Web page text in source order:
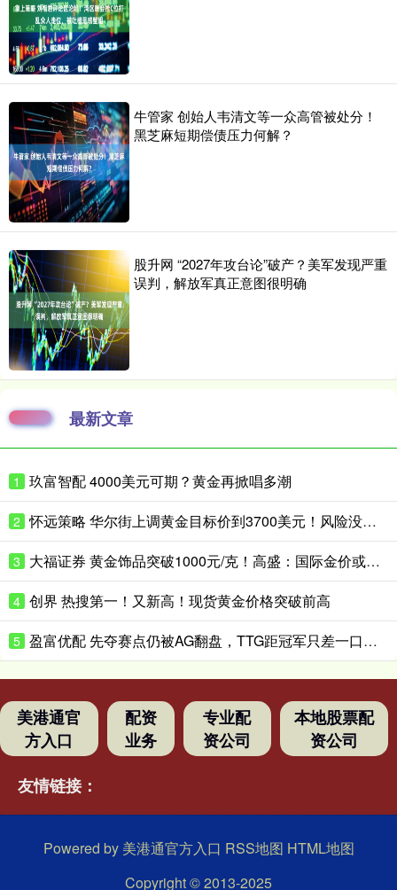
牛管家 创始人韦清文等一众高管被处分！
黑芝麻短期偿债压力何解？
股升网 “2027年攻台论”破产？美军发现严重
误判，解放军真正意图很明确
最新文章
1 玖富智配 4000美元可期？黄金再掀唱多潮
2 怀远策略 华尔街上调黄金目标价到3700美元！风险没这么快消停
3 大福证券 黄金饰品突破1000元/克！高盛：国际金价或升破4200美元/盎司！
4 创界 热搜第一！又新高！现货黄金价格突破前高
5 盈富优配 先夺赛点仍被AG翻盘，TTG距冠军只差一口气？_Ming_决赛_Fly
美港通官
方入口
配资
业务
专业配
资公司
本地股票配
资公司
友情链接：
Powered by 美港通官方入口 RSS地图 HTML地图
Copyright© 2013-2025